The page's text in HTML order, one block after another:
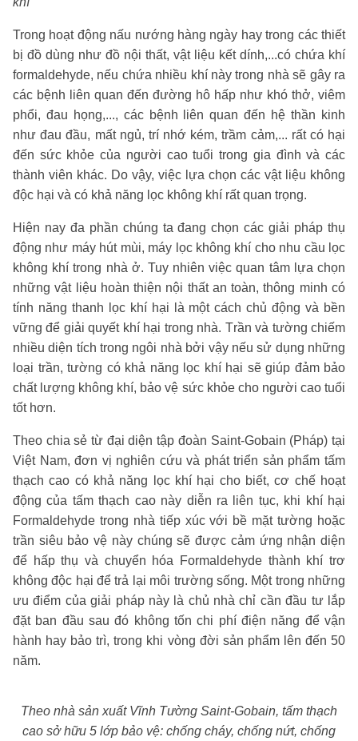
Trong hoạt động nấu nướng hàng ngày hay trong các thiết
bị đồ dùng như đồ nội thất, vật liệu kết dính,...có chứa khí
formaldehyde, nếu chứa nhiều khí này trong nhà sẽ gây ra
các bệnh liên quan đến đường hô hấp như khó thở, viêm
phổi, đau họng,..., các bệnh liên quan đến hệ thần kinh
như đau đầu, mất ngủ, trí nhớ kém, trầm cảm,... rất có hại
đến sức khỏe của người cao tuổi trong gia đình và các
thành viên khác. Do vậy, việc lựa chọn các vật liệu không
độc hại và có khả năng lọc không khí rất quan trọng.
Hiện nay đa phần chúng ta đang chọn các giải pháp thụ
động như máy hút mùi, máy lọc không khí cho nhu cầu lọc
không khí trong nhà ở. Tuy nhiên việc quan tâm lựa chọn
những vật liệu hoàn thiện nội thất an toàn, thông minh có
tính năng thanh lọc khí hại là một cách chủ động và bền
vững để giải quyết khí hại trong nhà. Trần và tường chiếm
nhiều diện tích trong ngôi nhà bởi vậy nếu sử dụng những
loại trần, tường có khả năng lọc khí hại sẽ giúp đảm bảo
chất lượng không khí, bảo vệ sức khỏe cho người cao tuổi
tốt hơn.
Theo chia sẻ từ đại diện tập đoàn Saint-Gobain (Pháp) tại
Việt Nam, đơn vị nghiên cứu và phát triển sản phẩm tấm
thạch cao có khả năng lọc khí hại cho biết, cơ chế hoạt
động của tấm thạch cao này diễn ra liên tục, khi khí hại
Formaldehyde trong nhà tiếp xúc với bề mặt tường hoặc
trần siêu bảo vệ này chúng sẽ được cảm ứng nhận diện
để hấp thụ và chuyển hóa Formaldehyde thành khí trơ
không độc hại để trả lại môi trường sống. Một trong những
ưu điểm của giải pháp này là chủ nhà chỉ cần đầu tư lắp
đặt ban đầu sau đó không tốn chi phí điện năng để vận
hành hay bảo trì, trong khi vòng đời sản phẩm lên đến 50
năm.
Theo nhà sản xuất Vĩnh Tường Saint-Gobain, tấm thạch
cao sở hữu 5 lớp bảo vệ: chống cháy, chống nứt, chống